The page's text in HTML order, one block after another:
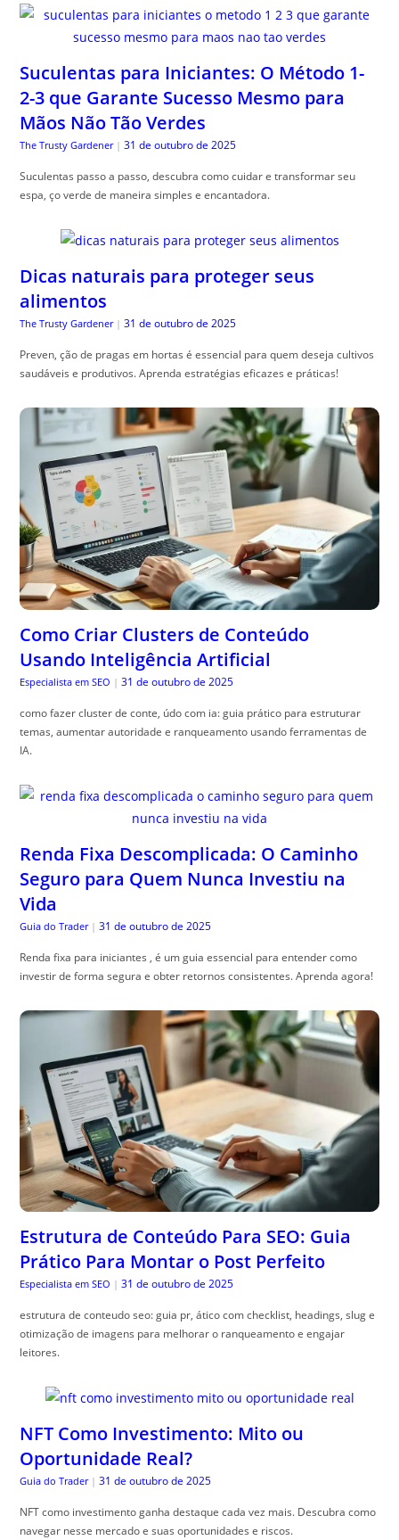
Suculentas para Iniciantes: O Método 1-
2-3 que Garante Sucesso Mesmo para
Mãos Não Tão Verdes
The Trusty Gardener | 31 de outubro de 2025
Suculentas passo a passo, descubra como cuidar e transformar seu
espa, ço verde de maneira simples e encantadora.
Dicas naturais para proteger seus
alimentos
The Trusty Gardener | 31 de outubro de 2025
Preven, ção de pragas em hortas é essencial para quem deseja cultivos
saudáveis e produtivos. Aprenda estratégias eficazes e práticas!
Como Criar Clusters de Conteúdo
Usando Inteligência Artificial
Especialista em SEO | 31 de outubro de 2025
como fazer cluster de conte, údo com ia: guia prático para estruturar
temas, aumentar autoridade e ranqueamento usando ferramentas de
IA.
Renda Fixa Descomplicada: O Caminho
Seguro para Quem Nunca Investiu na
Vida
Guia do Trader | 31 de outubro de 2025
Renda fixa para iniciantes , é um guia essencial para entender como
investir de forma segura e obter retornos consistentes. Aprenda agora!
Estrutura de Conteúdo Para SEO: Guia
Prático Para Montar o Post Perfeito
Especialista em SEO | 31 de outubro de 2025
estrutura de conteudo seo: guia pr, ático com checklist, headings, slug e
otimização de imagens para melhorar o ranqueamento e engajar
leitores.
NFT Como Investimento: Mito ou
Oportunidade Real?
Guia do Trader | 31 de outubro de 2025
NFT como investimento ganha destaque cada vez mais. Descubra como
navegar nesse mercado e suas oportunidades e riscos.